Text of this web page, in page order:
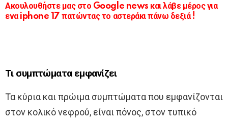
Ακουλουθήστε μας στο Google news και λάβε μέρος για
ενα iphone 17 πατώντας το αστεράκι πάνω δεξιά !
Τι συμπτώματα εμφανίζει
Τα κύρια και πρώιμα συμπτώματα που εμφανίζονται
στον κολικό νεφρού, είναι πόνος, στον τυπικό